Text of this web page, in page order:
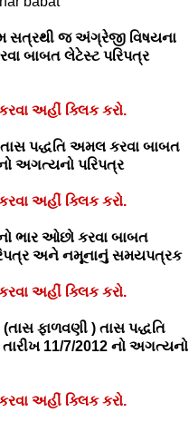
સત્રથી જ અંગ્રેજી વિષયના
બાબત લેટેસ્ટ પરિપત્ર
અહીં ક્લિક કરો.
તાસ પદ્ધતિ અમલ કરવા બાબત
અગત્યનો પરિપત્ર
અહીં ક્લિક કરો.
ભાર ઓછો કરવા બાબત
અને નમૂનાનું સમયપત્રક
અહીં ક્લિક કરો.
(તાસ ફાળવણી ) તાસ પદ્ધતિ
11/7/2012 નો અગત્યનો
અહીં ક્લિક કરો.